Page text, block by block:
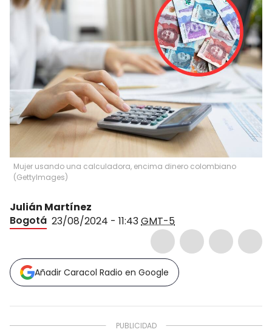
Mujer usando una calculadora, encima dinero colombiano
(GettyImages)
Julián Martínez
Bogotá 23/08/2024 - 11:43GMT-5
Añadir Caracol Radio en Google